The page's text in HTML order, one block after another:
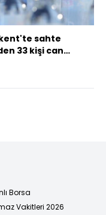
sahte
33 kişi can
Borsa
Vakitleri 2026